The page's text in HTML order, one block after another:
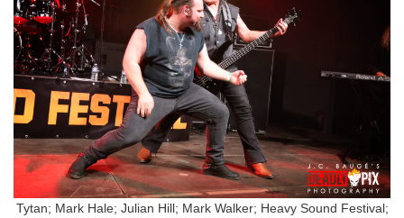
Tytan; Mark Hale; Julian Hill; Mark Walker; Heavy Sound Festival;